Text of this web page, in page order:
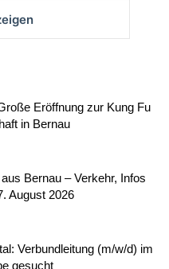
Eröffnung zur Kung Fu
in Bernau
Bernau – Verkehr, Infos
August 2026
Verbundleitung (m/w/d) im
gesucht